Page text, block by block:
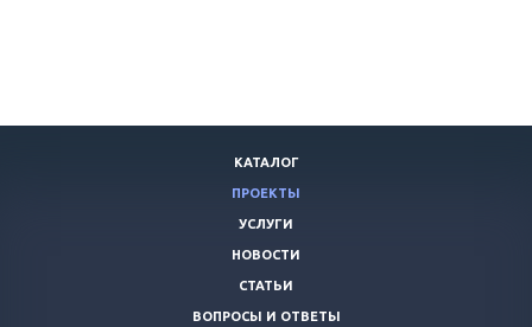
КАТАЛОГ
ПРОЕКТЫ
УСЛУГИ
НОВОСТИ
СТАТЬИ
ВОПРОСЫ И ОТВЕТЫ